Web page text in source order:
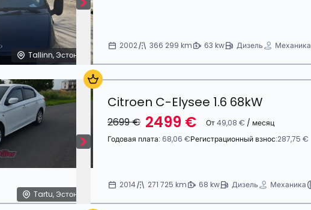
Tallinn, Эстония
2002 366 299 km 63 kw Дизель Механика
Tartu, Эстония
Citroen C-Elysee 1.6 68kW
2699 € 2499 € От49,08 € / месяц
Годовая плата: 68,06 €Регистрационный взнос:287,75 €
2014 271 725 km 68 kw Дизель Механика